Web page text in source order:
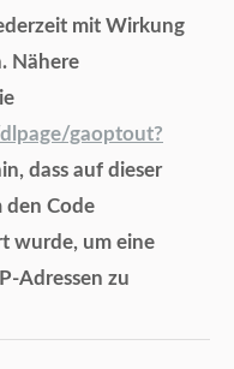
mit Wirkung
Nähere
gaoptout?
dass auf dieser
den Code
wurde, um eine
Adressen zu